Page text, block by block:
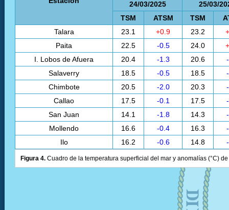
24/03/2025
25/03/
TSM
ATSM TSM
Talara
23.1 +0.9 23.2
Paita
22.5 -0.5 24.0
I. Lobos de Afuera
20.4 -1.3 20.6
Salaverry
18.5 -0.5 18.5
Chimbote
20.5 -2.0 20.3
Callao
17.5 -0.1 17.5
San Juan
14.1 -1.8 14.3
Mollendo
16.6 -0.4 16.3
Ilo
16.2 -0.6 14.8
Figura 4. Cuadro de la temperatura superficial del mar y anomalías (°C)